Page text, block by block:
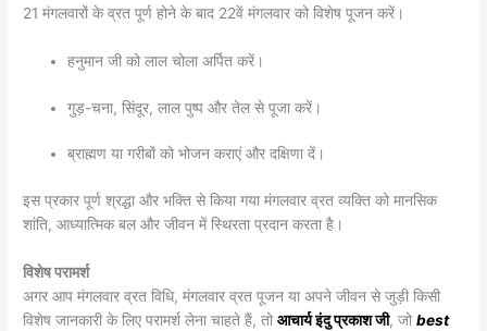
21 मंगलवारों के व्रत पूर्ण होने के बाद 22वें मंगलवार को विशेष पूजन करें।
हनुमान जी को लाल चोला अर्पित करें।
गुड़-चना, सिंदूर, लाल पुष्प और तेल से पूजा करें।
ब्राह्मण या गरीबों को भोजन कराएं और दक्षिणा दें।
इस प्रकार पूर्ण श्रद्धा और भक्ति से किया गया मंगलवार व्रत व्यक्ति को मानसिक
शांति, आध्यात्मिक बल और जीवन में स्थिरता प्रदान करता है।
विशेष परामर्श
अगर आप मंगलवार व्रत विधि, मंगलवार व्रत पूजन या अपने जीवन से जुड़ी किसी
विशेष जानकारी के लिए परामर्श लेना चाहते हैं, तोआचार्य इंदु प्रकाश जी, जोbest